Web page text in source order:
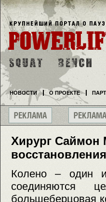
Хирург Саймон
Колено – один
соединяются
большеберцовая
НОВОСТИ О ПРОЕКТЕ